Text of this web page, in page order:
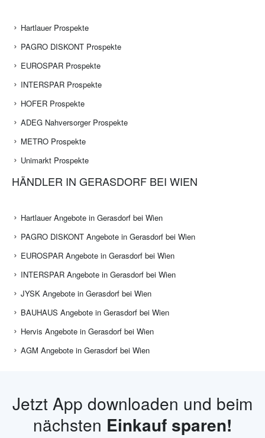
Hartlauer Prospekte
PAGRO DISKONT Prospekte
EUROSPAR Prospekte
INTERSPAR Prospekte
HOFER Prospekte
ADEG Nahversorger Prospekte
METRO Prospekte
Unimarkt Prospekte
HÄNDLER IN GERASDORF BEI WIEN
Hartlauer Angebote in Gerasdorf bei Wien
PAGRO DISKONT Angebote in Gerasdorf bei Wien
EUROSPAR Angebote in Gerasdorf bei Wien
INTERSPAR Angebote in Gerasdorf bei Wien
JYSK Angebote in Gerasdorf bei Wien
BAUHAUS Angebote in Gerasdorf bei Wien
Hervis Angebote in Gerasdorf bei Wien
AGM Angebote in Gerasdorf bei Wien
Jetzt App downloaden und beim
nächsten Einkauf sparen!